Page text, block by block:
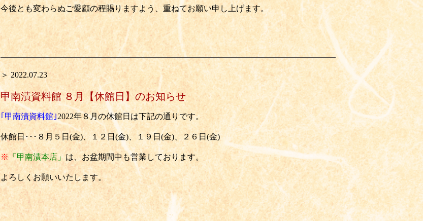
今後とも変わらぬご愛顧の程賜りますよう、重ねてお願い申し上げます。
＞ 2022.07.23
甲南漬資料館 ８月【休館日】のお知らせ
｢甲南漬資料館｣2022年８月の休館日は下記の通りです。
休館日･･･８月５日(金)、１２日(金)、１９日(金)、２６日(金)
※「甲南漬本店」は、お盆期間中も営業しております。
よろしくお願いいたします。